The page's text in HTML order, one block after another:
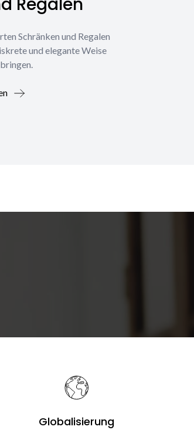
Schränken und Regalen
und elegante Weise
Globalisierung